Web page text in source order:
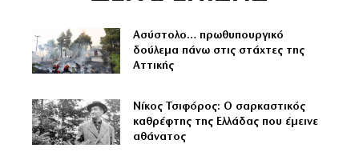
Ασύστολο… πρωθυπουργικό
δούλεμα πάνω στις στάχτες της
Αττικής
Νίκος Τσιφόρος: Ο σαρκαστικός
καθρέφτης της Ελλάδας που έμεινε
αθάνατος